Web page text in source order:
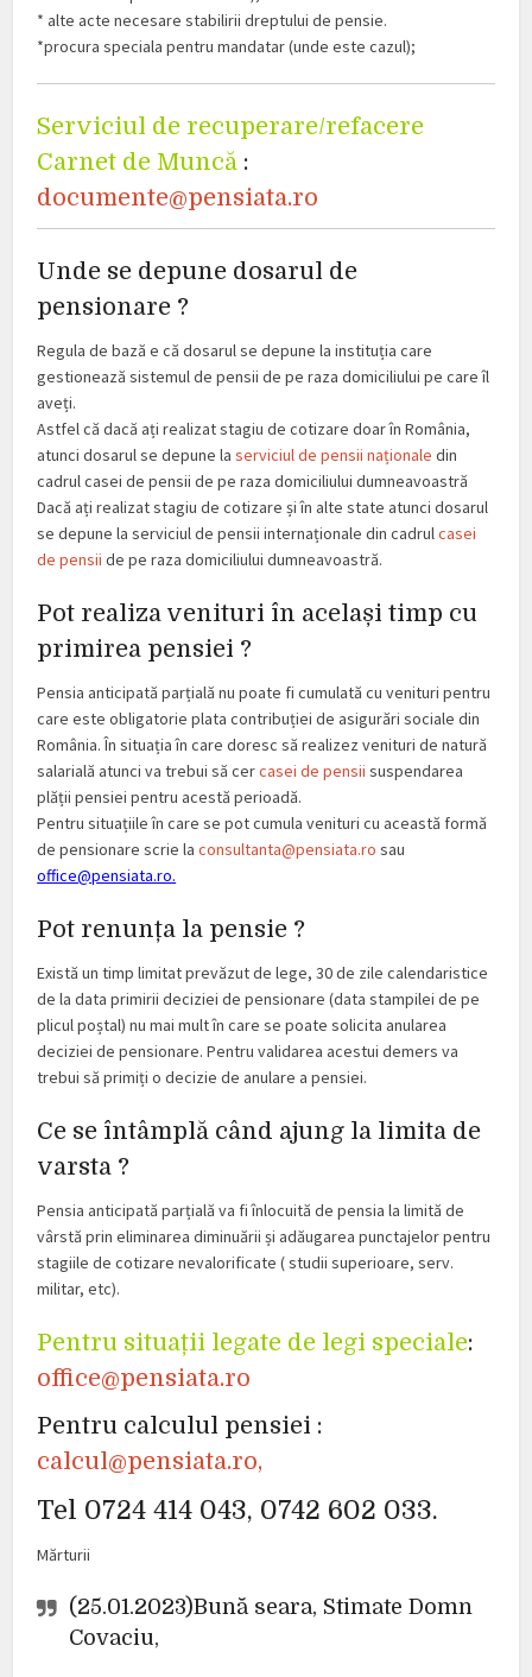
* alte acte necesare stabilirii dreptului de pensie.
*procura speciala pentru mandatar (unde este cazul);
Serviciul de recuperare/refacere
Carnet de Muncă :
documente@pensiata.ro
Unde se depune dosarul de
pensionare ?
Regula de bază e că dosarul se depune la instituția care
gestionează sistemul de pensii de pe raza domiciliului pe care îl
aveți.
Astfel că dacă ați realizat stagiu de cotizare doar în România,
atunci dosarul se depune laserviciul de pensii naționale din
cadrul casei de pensii de pe raza domiciliului dumneavoastră
Dacă ați realizat stagiu de cotizare și în alte state atunci dosarul
se depune la serviciul de pensii internaționale din cadrulcasei
de pensii de pe raza domiciliului dumneavoastră.
Pot realiza venituri în același timp cu
primirea pensiei ?
Pensia anticipată parțială nu poate fi cumulată cu venituri pentru
care este obligatorie plata contribuției de asigurări sociale din
România. În situația în care doresc să realizez venituri de natură
salarială atunci va trebui să cercasei de pensii suspendarea
plății pensiei pentru acestă perioadă.
Pentru situațiile în care se pot cumula venituri cu această formă
de pensionare scrie laconsultanta@pensiata.ro sau
office@pensiata.ro.
Pot renunța la pensie ?
Există un timp limitat prevăzut de lege, 30 de zile calendaristice
de la data primirii deciziei de pensionare (data stampilei de pe
plicul poștal) nu mai mult în care se poate solicita anularea
deciziei de pensionare. Pentru validarea acestui demers va
trebui să primiți o decizie de anulare a pensiei.
Ce se întâmplă când ajung la limita de
varsta ?
Pensia anticipată parțială va fi înlocuită de pensia la limită de
vârstă prin eliminarea diminuării și adăugarea punctajelor pentru
stagiile de cotizare nevalorificate ( studii superioare, serv.
militar, etc).
Pentru situații legate de legi speciale:
office@pensiata.ro
Pentru calculul pensiei :
calcul@pensiata.ro,
Tel 0724 414 043, 0742 602 033.
Mărturii
(25.01.2023)Bună seara, Stimate Domn
Covaciu,